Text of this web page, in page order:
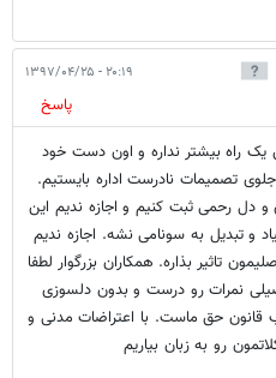
۲۰:۱۹ - ۱۳۹۷/۰۴/۲۵
پاسخ
راه بیشتر نداره و اون دست خود
تصمیمات نادرست اداره بایستیم.
دل رحمی ثبت کنیم و اجازه ندیم این
و تبدیل به سونامی نشه. اجازه ندیم
تاثیر بذاره. همکاران بزرگوار لطفا
نمرات رو درست و بدون دلسوزی
قانون حق ماست. با اعتراضات مدنی و
رو به زبان بیاریم